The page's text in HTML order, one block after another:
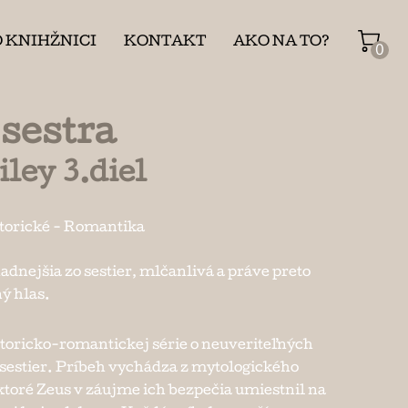
KNIHŽNICI KONTAKT AKO NA TO?
0
3.diel
- Romantika
zo sestier, mlčanlivá a práve preto
hlas.
romantickej série o neuveriteľných
Príbeh vychádza z mytologického
Zeus v záujme ich bezpečia umiestnil na